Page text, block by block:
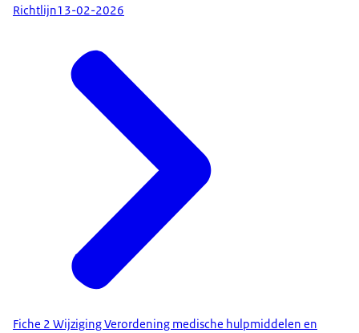
Richtlijn13-02-2026
Fiche 2 Wijziging Verordening medische hulpmiddelen en